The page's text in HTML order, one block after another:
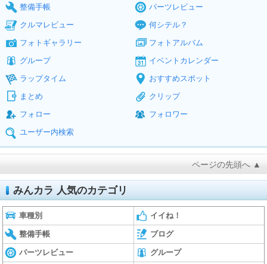
整備手帳
パーツレビュー
クルマレビュー
何シテル？
フォトギャラリー
フォトアルバム
グループ
イベントカレンダー
ラップタイム
おすすめスポット
まとめ
クリップ
フォロー
フォロワー
ユーザー内検索
ページの先頭へ ▲
みんカラ 人気のカテゴリ
車種別 イイね！
整備手帳 ブログ
パーツレビュー グループ